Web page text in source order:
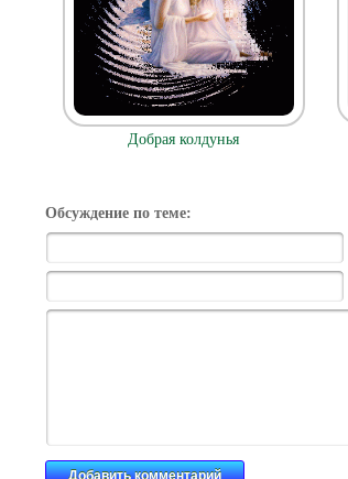
Добрая колдунья
Обсуждение по теме: